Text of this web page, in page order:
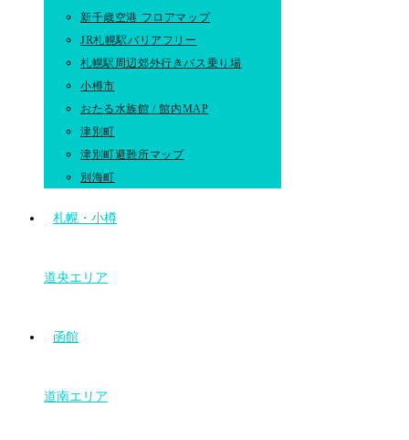
新千歳空港 フロアマップ
JR札幌駅バリアフリー
札幌駅周辺郊外行きバス乗り場
小樽市
おたる水族館 / 館内MAP
津別町
津別町避難所マップ
別海町
札幌・小樽
道央エリア
函館
道南エリア